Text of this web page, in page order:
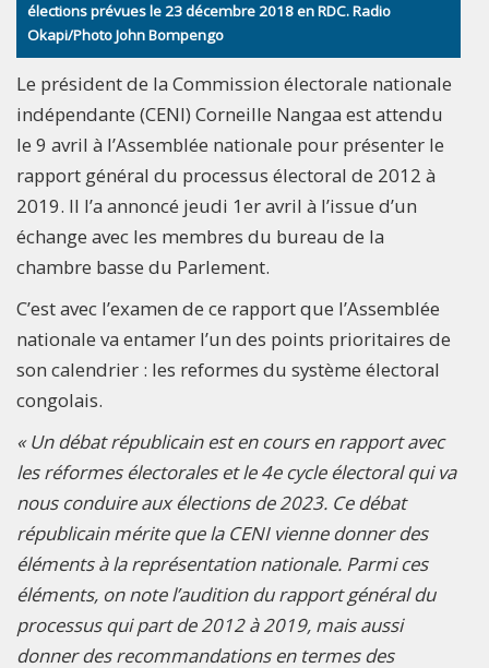
élections prévues le 23 décembre 2018 en RDC. Radio
Okapi/Photo John Bompengo
Le président de la Commission électorale nationale
indépendante (CENI) Corneille Nangaa est attendu
le 9 avril à l’Assemblée nationale pour présenter le
rapport général du processus électoral de 2012 à
2019. Il l’a annoncé jeudi 1er avril à l’issue d’un
échange avec les membres du bureau de la
chambre basse du Parlement.
C’est avec l’examen de ce rapport que l’Assemblée
nationale va entamer l’un des points prioritaires de
son calendrier : les reformes du système électoral
congolais.
« Un débat républicain est en cours en rapport avec
les réformes électorales et le 4e cycle électoral qui va
nous conduire aux élections de 2023. Ce débat
républicain mérite que la CENI vienne donner des
éléments à la représentation nationale. Parmi ces
éléments, on note l’audition du rapport général du
processus qui part de 2012 à 2019, mais aussi
donner des recommandations en termes des